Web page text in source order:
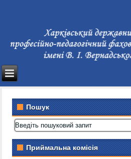
Пошук
Приймальна комісія